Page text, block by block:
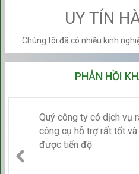
Bảng Giá Hút
Khảo tại Hà Nội
lượng)
lớn, đơn giá trên mỗi khối (m³)
Khối Lượng Hút Thực
UY TÍN
Chúng tôi đã có nhiều kinh
PHẢN HỒI
Quý công ty có dịch vụ
công cụ hỗ trợ rất tốt
được tiến độ